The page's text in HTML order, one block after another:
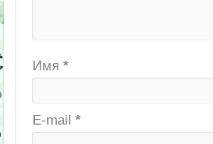
Имя *
E-mail *